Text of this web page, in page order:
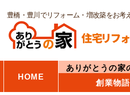
豊橋・豊川でリフォーム・増改築をお考
HOME
ありがとうの家
創業物語